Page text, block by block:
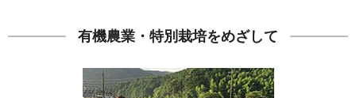
有機農業・特別栽培をめざして